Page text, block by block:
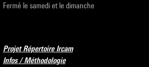
Fermé le samedi et le dimanche
Projet Répertoire Ircam
Infos / Méthodologie